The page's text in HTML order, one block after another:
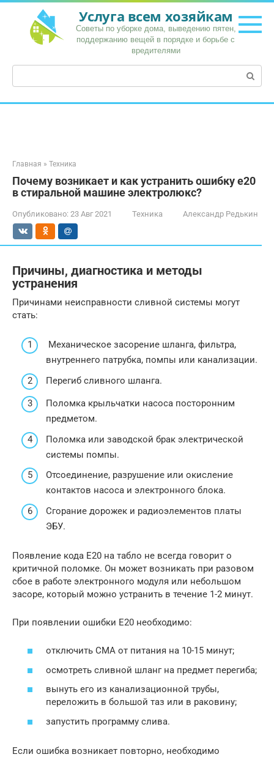
Перейти
контенту
Услуга всем хозяйкам
Советы по уборке дома, выведению пятен,
поддержанию вещей в порядке и борьбе с
вредителями
Поиск:
Главная » Техника
Почему возникает и как устранить ошибку е20
в стиральной машине электролюкс?
Опубликовано: 23 Авг 2021 Техника Александр Редькин
Причины, диагностика и методы
устранения
Причинами неисправности сливной системы могут
стать:
Механическое засорение шланга, фильтра,
внутреннего патрубка, помпы или канализации.
Перегиб сливного шланга.
Поломка крыльчатки насоса посторонним
предметом.
Поломка или заводской брак электрической
системы помпы.
Отсоединение, разрушение или окисление
контактов насоса и электронного блока.
Сгорание дорожек и радиоэлементов платы
ЭБУ.
Появление кода Е20 на табло не всегда говорит о
критичной поломке. Он может возникать при разовом
сбое в работе электронного модуля или небольшом
засоре, который можно устранить в течение 1-2 минут.
При появлении ошибки Е20 необходимо:
отключить СМА от питания на 10-15 минут;
осмотреть сливной шланг на предмет перегиба;
вынуть его из канализационной трубы,
переложить в большой таз или в раковину;
запустить программу слива.
Если ошибка возникает повторно, необходимо